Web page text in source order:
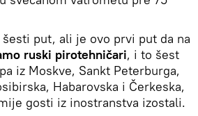
šesti put, ali je ovo prvi put da na
ruski pirotehničari, i to šest
iz Moskve, Sankt Peterburga,
Habarovska i Čerkeska,
gosti iz inostranstva izostali.